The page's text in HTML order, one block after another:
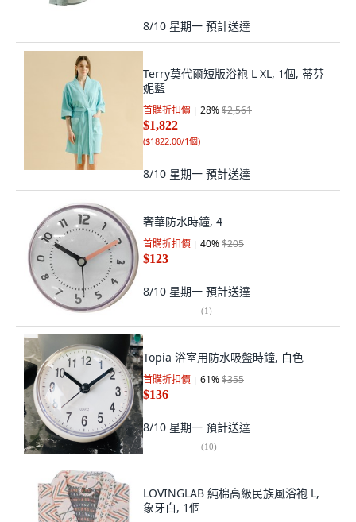
8/10 星期一 預計送達
Terry莫代爾短版浴袍 L XL, 1個, 蒂芬
妮藍
首購折扣價 28%$2,561
$1,822
($1822.00/1個)
8/10 星期一 預計送達
奢華防水時鐘, 4
首購折扣價 40%$205
$123
8/10 星期一 預計送達
(1)
Topia 浴室用防水吸盤時鐘, 白色
首購折扣價 61%$355
$136
8/10 星期一 預計送達
(10)
LOVINGLAB 純棉高級民族風浴袍 L,
象牙白, 1個